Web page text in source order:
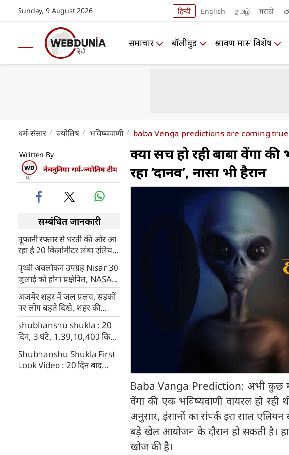
Sunday, 9 August 2026 हिन्दी English தமிழ் मराठी
समाचार बॉलीवुड श्रावण मास विशेष
धर्म-संसार ज्योतिष भविष्यवाणी baba Venga predictions are coming
Written By
वेबदुनिया धर्म-ज्योतिष टीम
सम्बंधित जानकारी
तूफानी रफ्तार से धरती की ओर आ
रहा है 20 किलोमीटर लंबा एलियन
स्पेसशिप
पृथ्वी अवलोकन उपग्रह Nisar 30
जुलाई को होगा प्रक्षेपित, NASA
और ISRO का है संयुक्त अभियान
अजमेर शहर में जल प्रलय, सड़कों
पर लोग बहते दिखे, शहर की
गलियां नदी बन गई
shubhanshu shukla : 20
दिन, 3 घंटे, 1,39,10,400 किमी
का सफर, शुभांशु शुक्ला के
Axiom 4 Mission मिशन से
भारत का कैसे फायदा, 10 खास
Shubhanshu Shukla First
Look Video : 20 दिन बाद
क्या सच हो रही बाबा वेंगा
रहा ‘दानव’, नासा भी हैरान
Baba Vanga Prediction: अभी कुछ
वेंगा की एक भविष्यवाणी वायरल हो
अनुसार, इंसानों का संपर्क इस साल
बड़े खेल आयोजन के दौरान हो सकती है।
खोज की है।